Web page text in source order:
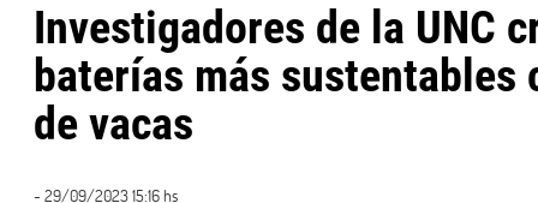
Investigadores de la UNC
baterías más sustentables
de vacas
- 29/09/2023 15:16 hs